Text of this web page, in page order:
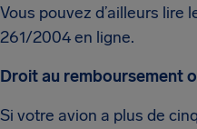
Vous pouvez d’ailleurs lire
261/2004 en ligne.
Droit au remboursement
Si votre avion a plus de